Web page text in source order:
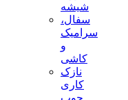
شیشه
سفال،
سرامیک
و
کاشی
نازک
کاری
چوب